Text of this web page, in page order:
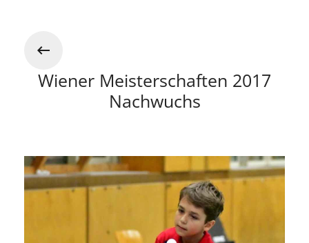
Wiener Meisterschaften 2017
Nachwuchs